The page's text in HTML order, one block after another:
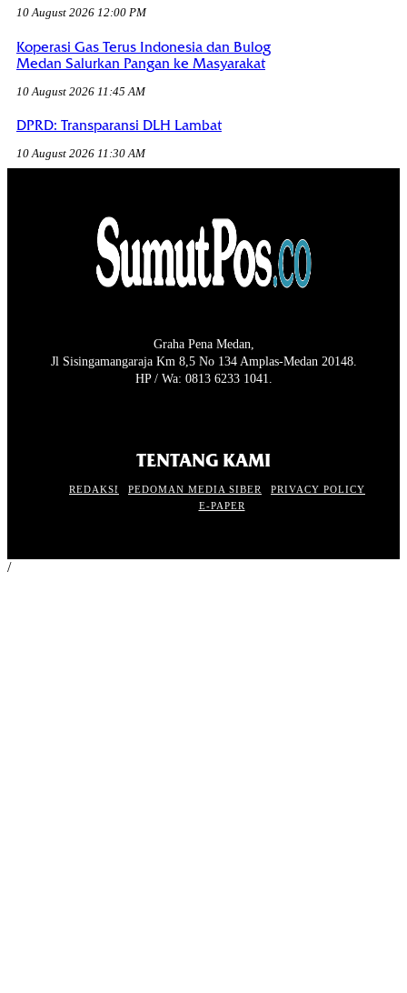
10 August 2026 12:00 PM
Koperasi Gas Terus Indonesia dan Bulog
Medan Salurkan Pangan ke Masyarakat
10 August 2026 11:45 AM
DPRD: Transparansi DLH Lambat
10 August 2026 11:30 AM
Graha Pena Medan,
Jl Sisingamangaraja Km 8,5 No 134 Amplas-Medan 20148.
HP / Wa: 0813 6233 1041.
TENTANG KAMI
REDAKSI PEDOMAN MEDIA SIBER
PRIVACY POLICY
E-PAPER
/